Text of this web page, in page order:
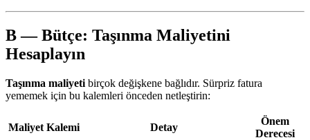
B — Bütçe: Taşınma Maliyetini
Hesaplayın
Taşınma maliyeti birçok değişkene bağlıdır. Sürpriz fatura
yememek için bu kalemleri önceden netleştirin:
Maliyet Kalemi Detay
Önem
Derecesi